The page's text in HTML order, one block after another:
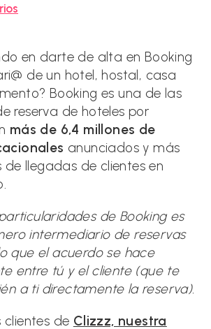
en darte de alta en Booking
de un hotel, hostal, casa
Booking es una de las
reserva de hoteles por
más de 6,4 millones de
anunciados y más
de llegadas de clientes en
de Booking es
intermediario de reservas
que el acuerdo se hace
entre tú y el cliente (que te
a ti directamente la reserva).
clientes de Clizzz, nuestra